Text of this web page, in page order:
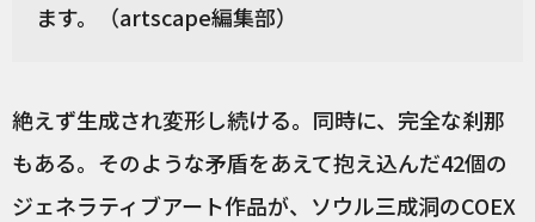
ます。（artscape編集部）
絶えず生成され変形し続ける。同時に、完全な刹那
もある。そのような矛盾をあえて抱え込んだ42個の
ジェネラティブアート作品が、ソウル三成洞のCOEX